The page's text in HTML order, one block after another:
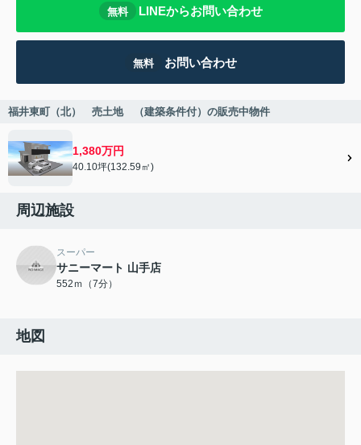
無料 LINEからお問い合わせ
無料 お問い合わせ
福井東町（北） 売土地 （建築条件付）の販売中物件
1,380万円
40.10坪(132.59㎡)
周辺施設
スーパー
サニーマート 山手店
552ｍ（7分）
地図